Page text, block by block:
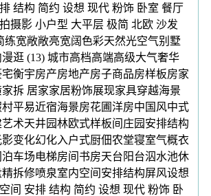
结构 简约 设想 现代 粉饰 卧室 餐厅
摄影 小户型 大平层 极简 北欧 沙发
练宽敞敞亮宽阔色彩天然光空气别墅
逛 (13) 城市高档高端高级大气奢华
衡宇房产房地产房子商品房样板房家
拆 居家家居粉饰展现家具穿越海景
平易近宿海景房花圃洋房中国风中式
术天井园林欧式样板间庄园安排结构
变化幻化入户式厨佃农堂寝室气概衣
车场电梯房间书房天台阳台泅水池休
拆修喷泉室内空间安排结构屏风设想
间 安排 结构 简约 设想 现代 粉饰 卧